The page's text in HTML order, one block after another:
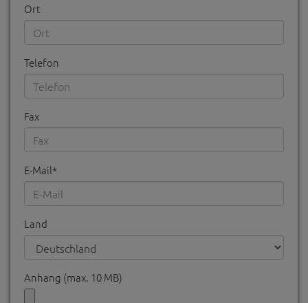
Ort
Telefon
Fax
E-Mail*
Land
Anhang (max. 10 MB)